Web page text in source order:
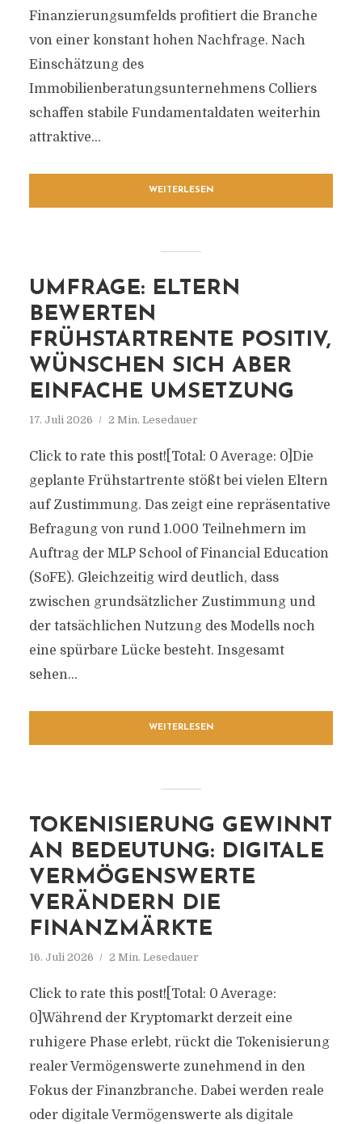
Finanzierungsumfelds profitiert die Branche
von einer konstant hohen Nachfrage. Nach
Einschätzung des
Immobilienberatungsunternehmens Colliers
schaffen stabile Fundamentaldaten weiterhin
attraktive...
WEITERLESEN
UMFRAGE: ELTERN
BEWERTEN
FRÜHSTARTRENTE POSITIV,
WÜNSCHEN SICH ABER
EINFACHE UMSETZUNG
17. Juli 2026 2 Min. Lesedauer
Click to rate this post![Total: 0 Average: 0]Die
geplante Frühstartrente stößt bei vielen Eltern
auf Zustimmung. Das zeigt eine repräsentative
Befragung von rund 1.000 Teilnehmern im
Auftrag der MLP School of Financial Education
(SoFE). Gleichzeitig wird deutlich, dass
zwischen grundsätzlicher Zustimmung und
der tatsächlichen Nutzung des Modells noch
eine spürbare Lücke besteht. Insgesamt
sehen...
WEITERLESEN
TOKENISIERUNG GEWINNT
AN BEDEUTUNG: DIGITALE
VERMÖGENSWERTE
VERÄNDERN DIE
FINANZMÄRKTE
16. Juli 2026 2 Min. Lesedauer
Click to rate this post![Total: 0 Average:
0]Während der Kryptomarkt derzeit eine
ruhigere Phase erlebt, rückt die Tokenisierung
realer Vermögenswerte zunehmend in den
Fokus der Finanzbranche. Dabei werden reale
oder digitale Vermögenswerte als digitale